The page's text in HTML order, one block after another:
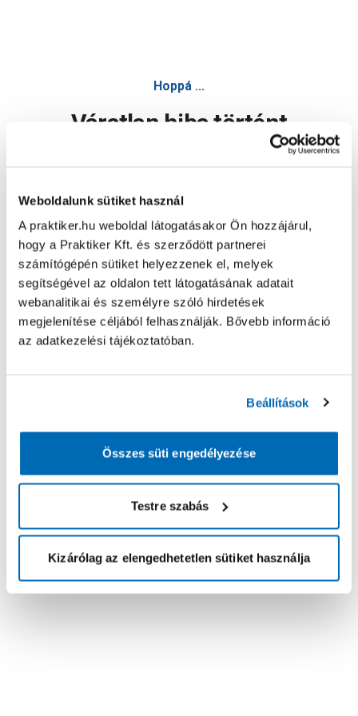
Weboldalunk sütiket használ
A praktiker.hu weboldal látogatásakor Ön hozzájárul,
hogy a Praktiker Kft. és szerződött partnerei
számítógépén sütiket helyezzenek el, melyek
segítségével az oldalon tett látogatásának adatait
webanalitikai és személyre szóló hirdetések
megjelenítése céljából felhasználják. Bővebb információ
az adatkezelési tájékoztatóban.
Beállítások
Összes süti engedélyezése
Testre szabás
Kizárólag az elengedhetetlen sütiket használja
Hoppá ...
Váratlan hiba történt
Oldal újratöltése